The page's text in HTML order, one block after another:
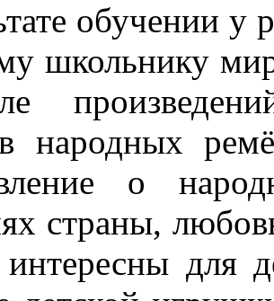
обучении у
школьнику
народных
о
страны,
интересны для